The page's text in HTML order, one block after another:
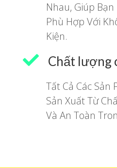
Nhau, Giúp
Phù Hợp Với
Kiện.
Chất lượng
Tất Cả Các
Sản Xuất Từ
Và An Toàn